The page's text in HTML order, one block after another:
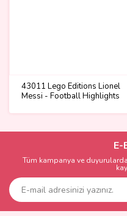
43011 Lego Editions Lionel
Messi - Football Highlights
E-
Tüm kampanya ve